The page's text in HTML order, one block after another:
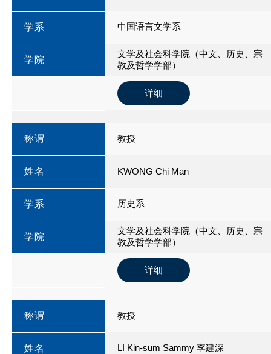
学系 中国语言文学系
学院
文学及社会科学院（中文、历史、宗
教及哲学学部）
详细
称谓 教授
姓名 KWONG Chi Man
学系 历史系
学院
文学及社会科学院（中文、历史、宗
教及哲学学部）
详细
称谓 教授
姓名 LI Kin-sum Sammy 李建深